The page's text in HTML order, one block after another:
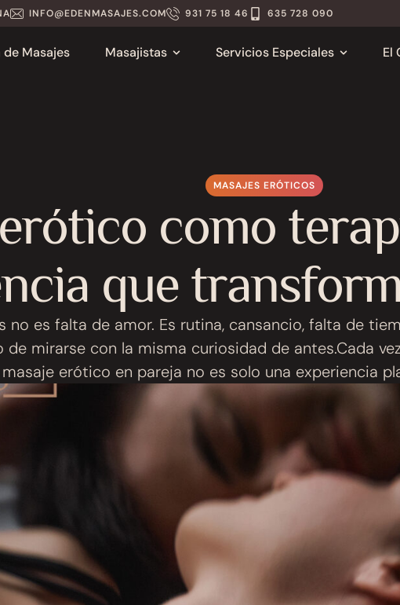
INFO@EDENMASAJES.COM 931 75 18 46 635 728 090
Masajes Masajistas Servicios Especiales El
MASAJES ERÓTICOS
como
que
no es falta de amor. Es rutina, cansancio, falta de
de mirarse con la misma curiosidad de antes.Cada
erótico en pareja no es solo una experiencia
distinta de reconectar, de escucharse sin palabras